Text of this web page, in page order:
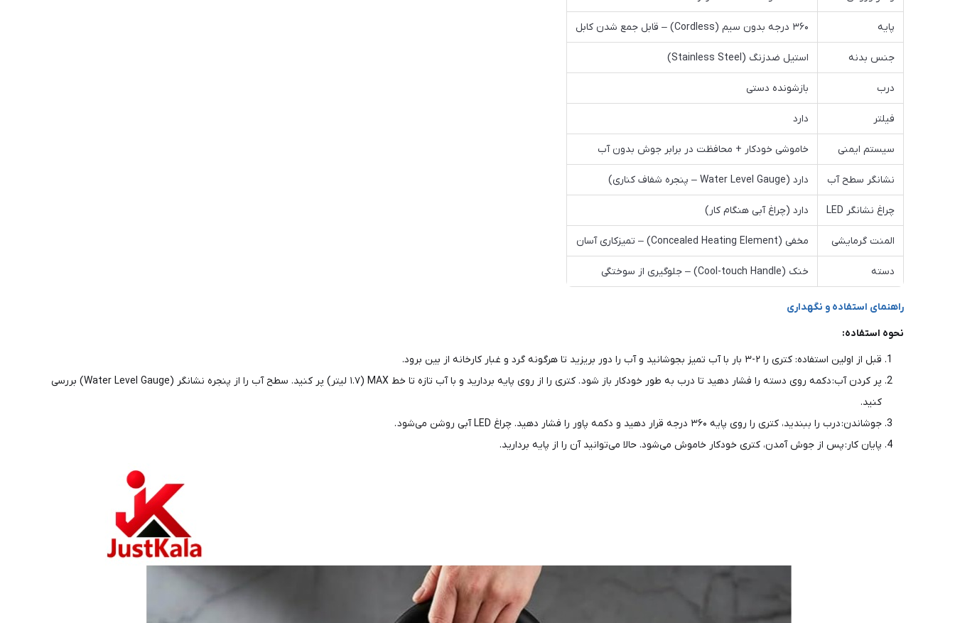
پایه ۳۶۰ درجه بدون سیم (Cordless) – قابل جمع شدن کابل
جنس بدنه استیل ضدزنگ (Stainless Steel)
درب بازشونده دستی
فیلتر دارد
سیستم ایمنی خاموشی خودکار + محافظت در برابر جوش بدون آب
نشانگر سطح آب دارد (Water Level Gauge – پنجره شفاف کناری)
چراغ نشانگر LED دارد (چراغ آبی هنگام کار)
المنت گرمایشی مخفی (Concealed Heating Element) – تمیزکاری آسان
دسته خنک (Cool-touch Handle) – جلوگیری از سوختگی
راهنمای استفاده و نگهداری
نحوه استفاده:
قبل از اولین استفاده: کتری را ۲-۳ بار با آب تمیز بجوشانید و آب را دور بریزید تا هرگونه گرد و غبار کارخانه از بین برود.
پر کردن آب: دکمه روی دسته را فشار دهید تا درب به طور خودکار باز شود . کتری را از روی پایه بردارید و با آب تازه تا خط MAX (۱.۷ لیتر) پر کنید. سطح آب را از پنجره نشانگر (Water Level Gauge) بررسی
کنید.
جوشاندن: درب را ببندید، کتری را روی پایه ۳۶۰ درجه قرار دهید و دکمه پاور را فشار دهید. چراغ LED آبی روشن می‌شود .
پایان کار: پس از جوش آمدن، کتری خودکار خاموش می‌شود. حالا می‌توانید آن را از پایه بردارید.